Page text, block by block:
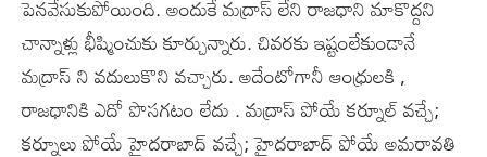
పెనవేసుకుపోయింది. అందుకే మద్రాస్ లేని రాజధాని మాకొద్దని
చాన్నాళ్లు భీష్మించుకు కూర్చున్నారు. చివరకు ఇష్టంలేకుండానే
మద్రాస్ ని వదులుకొని వచ్చారు. అదేంటోగానీ ఆంధ్రులకి ,
రాజధానికి ఎదో పొసగటం లేదు . మద్రాస్ పోయే కర్నూల్ వచ్చే;
కర్నూలు పోయే హైదరాబాద్ వచ్చే; హైదరాబాద్ పోయే అమరావతి